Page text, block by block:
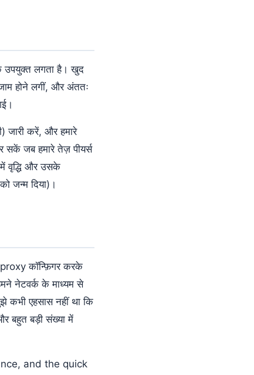
उपयुक्त लगता है। खुद
होने लगीं, और अंततः
जारी करें, और हमारे
सकें जब हमारे तेज़ पीयर्स
वृद्धि और उसके
जन्म दिया)।
कॉन्फ़िगर करके
नेटवर्क के माध्यम से
कभी एहसास नहीं था कि
बहुत बड़ी संख्या में
and the quick